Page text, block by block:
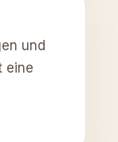
und
eine